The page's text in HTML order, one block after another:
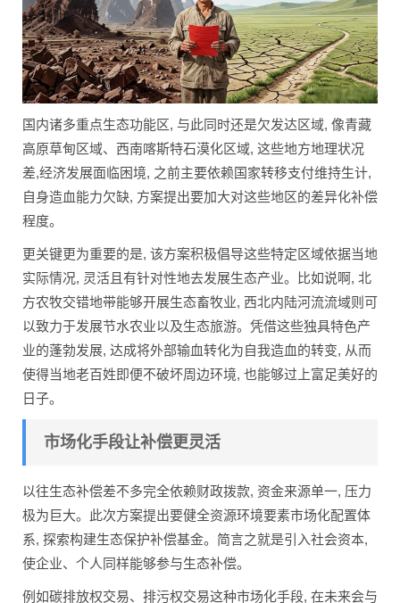
国内诸多重点生态功能区, 与此同时还是欠发达区域, 像青藏
高原草甸区域、西南喀斯特石漠化区域, 这些地方地理状况
差,经济发展面临困境, 之前主要依赖国家转移支付维持生计,
自身造血能力欠缺, 方案提出要加大对这些地区的差异化补偿
程度。
更关键更为重要的是, 该方案积极倡导这些特定区域依据当地
实际情况, 灵活且有针对性地去发展生态产业。比如说啊, 北
方农牧交错地带能够开展生态畜牧业, 西北内陆河流流域则可
以致力于发展节水农业以及生态旅游。凭借这些独具特色产
业的蓬勃发展, 达成将外部输血转化为自我造血的转变, 从而
使得当地老百姓即便不破坏周边环境, 也能够过上富足美好的
日子。
市场化手段让补偿更灵活
以往生态补偿差不多完全依赖财政拨款, 资金来源单一, 压力
极为巨大。此次方案提出要健全资源环境要素市场化配置体
系, 探索构建生态保护补偿基金。简言之就是引入社会资本,
使企业、个人同样能够参与生态补偿。
例如碳排放权交易、排污权交易这种市场化手段, 在未来会与